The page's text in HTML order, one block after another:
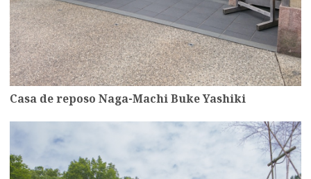
Casa de reposo Naga-Machi Buke Yashiki